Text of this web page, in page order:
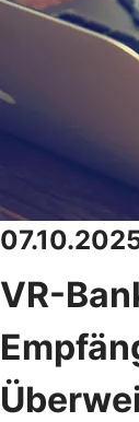
VR-